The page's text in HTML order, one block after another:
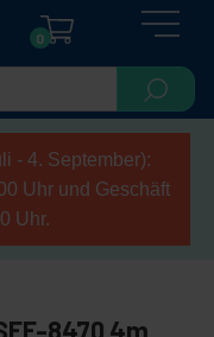
0
- 4. September):
Uhr und Geschäft
Uhr.
8470 4m